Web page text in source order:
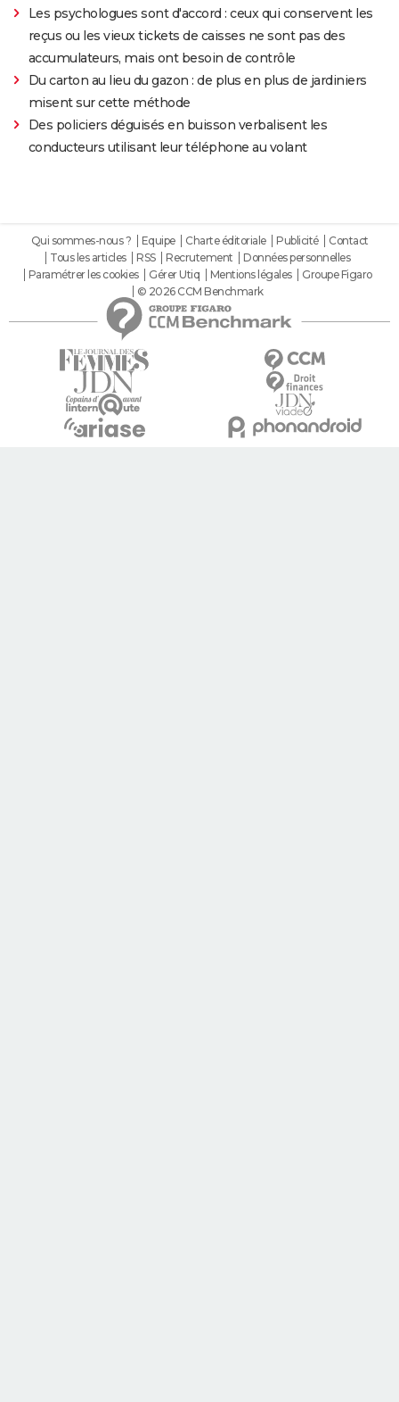
Les psychologues sont d'accord : ceux qui conservent les
reçus ou les vieux tickets de caisses ne sont pas des
accumulateurs, mais ont besoin de contrôle
Du carton au lieu du gazon : de plus en plus de jardiniers
misent sur cette méthode
Des policiers déguisés en buisson verbalisent les
conducteurs utilisant leur téléphone au volant
Qui sommes-nous ? Equipe Charte éditoriale Publicité
Contact
Tous les articles
RSS Recrutement
Données personnelles
Paramétrer les cookies
Gérer Utiq Mentions légales
Groupe Figaro
© 2026 CCM Benchmark